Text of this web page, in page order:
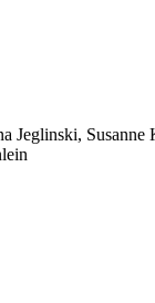
Jeglinski, Susanne